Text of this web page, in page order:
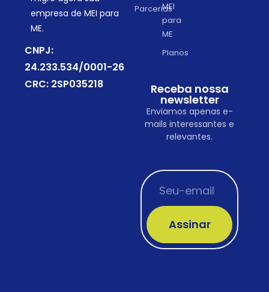
empresa de MEI para
ME.
CNPJ:
24.233.534/0001-26
CRC: 2SP035218
Parcerias
MEI
para
ME
Planos
Receba nossa
newsletter
Enviamos apenas e-
mails interessantes e
relevantes.
Assinar